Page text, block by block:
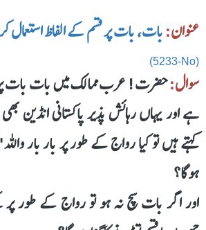
عنوان:بات، بات پر قسم کے الفاظ استعمال
(5233-No)
سوال:حضرت! عرب ممالک میں بات بات پر
ہے اور یہاں رہائش پذیر پاکستانی انڈین
کہتے ہیں تو کیا رواج کے طور پر بار بار
ہوگا؟
اور اگر بات سچ نہ ہو تو رواج کے طور